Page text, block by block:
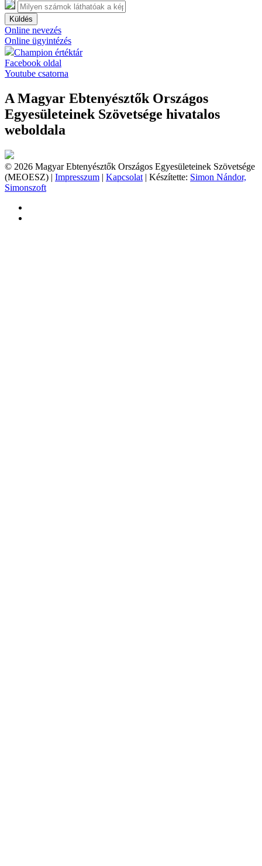
Küldés
Online nevezés
Online ügyintézés
Champion értéktár
Facebook oldal
Youtube csatorna
A Magyar Ebtenyésztők Országos
Egyesületeinek Szövetsége hivatalos
weboldala
© 2026 Magyar Ebtenyésztők Országos Egyesületeinek Szövetsége
(MEOESZ) | Impresszum | Kapcsolat | Készítette: Simon Nándor,
Simonszoft